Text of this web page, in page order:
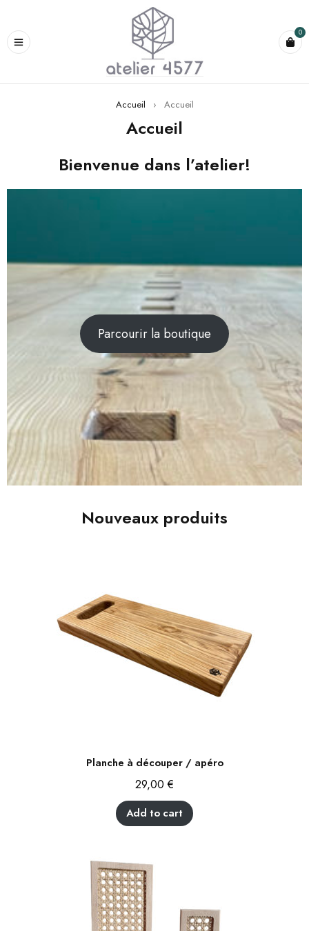
0
Accueil › Accueil
Accueil
Bienvenue dans l’atelier!
Parcourir la boutique
Nouveaux produits
Planche à découper / apéro
29,00€
Add to cart